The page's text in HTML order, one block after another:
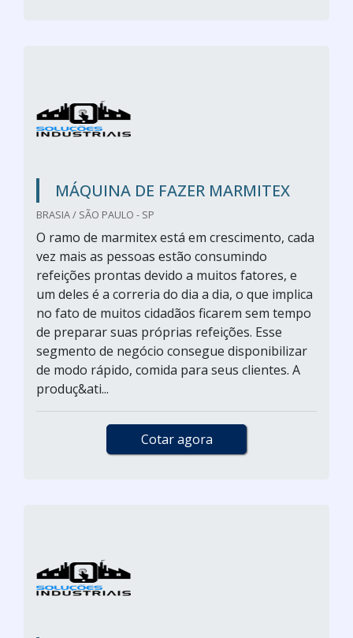
MÁQUINA DE FAZER MARMITEX
BRASIA / SÃO PAULO - SP
O ramo de marmitex está em crescimento, cada
vez mais as pessoas estão consumindo
refeições prontas devido a muitos fatores, e
um deles é a correria do dia a dia, o que implica
no fato de muitos cidadãos ficarem sem tempo
de preparar suas próprias refeições. Esse
segmento de negócio consegue disponibilizar
de modo rápido, comida para seus clientes. A
produç&ati...
Cotar agora